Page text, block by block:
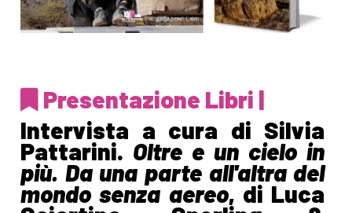
Presentazione Libri |
Intervista a cura di Silvia
Pattarini. Oltre e un cielo in
più. Da una parte all'altra del
mondo senza aereo, di Luca